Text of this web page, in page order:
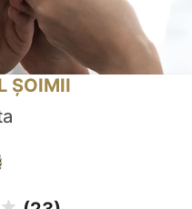
ȘOIMII